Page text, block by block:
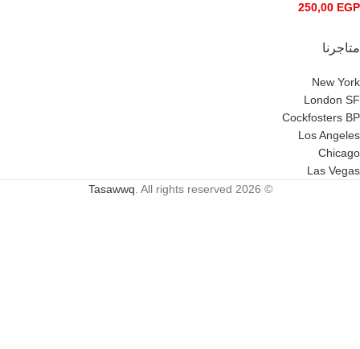
250,00 EGP
متاجرنا
New York
London SF
Cockfosters BP
Los Angeles
Chicago
Las Vegas
© 2026
Tasawwq. All rights reserved